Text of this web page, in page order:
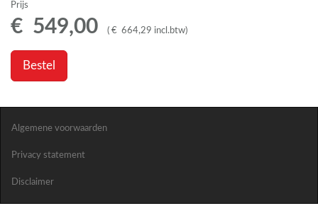
Prijs
€ 549,00 ( € 664,29 incl.btw)
Bestel
Algemene voorwaarden
Privacy statement
Disclaimer